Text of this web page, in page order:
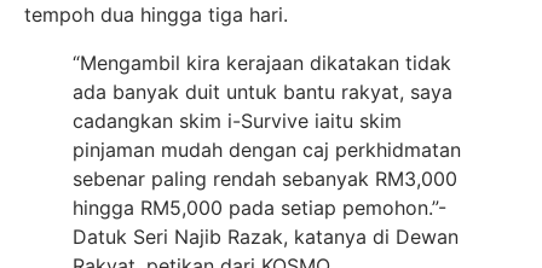
tempoh dua hingga tiga hari.
“Mengambil kira kerajaan dikatakan tidak
ada banyak duit untuk bantu rakyat, saya
cadangkan skim i-Survive iaitu skim
pinjaman mudah dengan caj perkhidmatan
sebenar paling rendah sebanyak RM3,000
hingga RM5,000 pada setiap pemohon.”-
Datuk Seri Najib Razak, katanya di Dewan